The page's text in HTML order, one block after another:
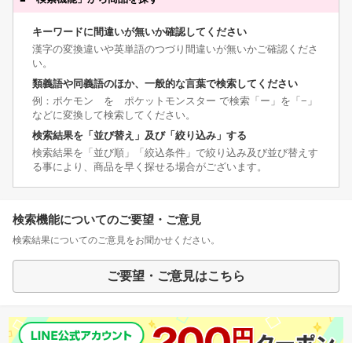
キーワードに間違いが無いか確認してください
漢字の変換違いや英単語のつづり間違いが無いかご確認くださ
い。
類義語や同義語のほか、一般的な言葉で検索してください
例：ポケモン を ポケットモンスター で検索「ー」を「−」
などに変換して検索してください。
検索結果を「並び替え」及び「絞り込み」する
検索結果を「並び順」「絞込条件」で絞り込み及び並び替えす
る事により、商品を早く探せる場合がございます。
検索機能についてのご要望・ご意見
検索結果についてのご意見をお聞かせください。
ご要望・ご意見はこちら